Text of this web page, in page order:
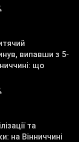
випавши з 5-
що
та
на Вінниччині